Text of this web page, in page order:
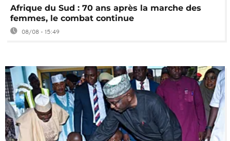
Afrique du Sud : 70 ans après la marche des
femmes, le combat continue
08/08 - 15:49